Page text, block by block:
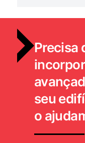
Precisa
seu
o